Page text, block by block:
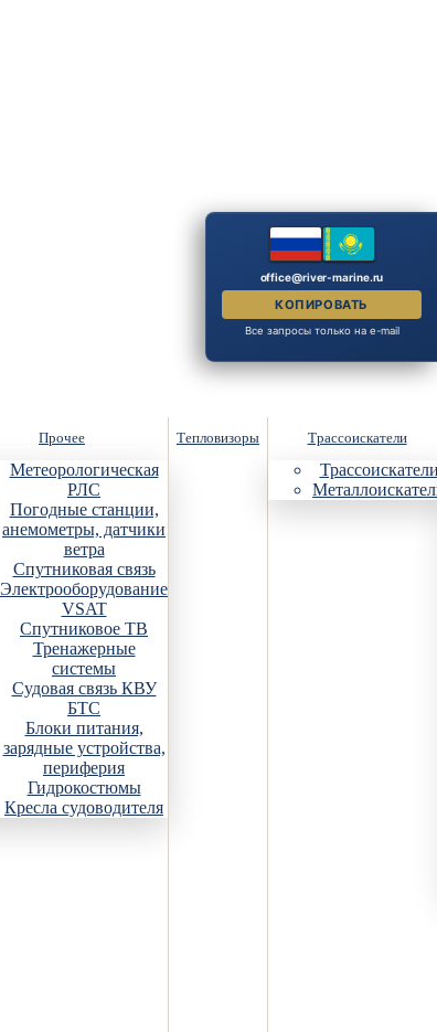
Прочее
Метеорологическая
РЛС
Погодные станции,
анемометры, датчики
ветра
Спутниковая связь
Электрооборудование
VSAT
Спутниковое ТВ
Тренажерные
системы
Судовая связь КВУ
БТС
Блоки питания,
зарядные устройства,
периферия
Гидрокостюмы
Кресла судоводителя
Тепловизоры Трассоискатели
office@river-marine.ru
КОПИРОВАТЬ
Все запросы только на e-mail